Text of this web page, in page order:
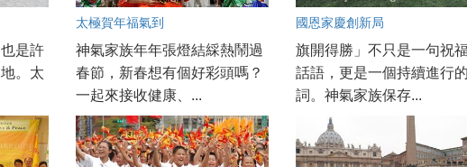
是許
。太
太極賀年福氣到
神氣家族年年張燈結綵熱鬧過
春節，新春想有個好彩頭嗎？
一起來接收健康、...
國恩家慶創新局
旗開得勝」不只是一句祝
話語，更是一個持續進行
詞。神氣家族保存...